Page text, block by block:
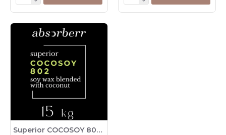
Superior COCOSOY 802 / Blended wax Coconut & Soy (15 KG)